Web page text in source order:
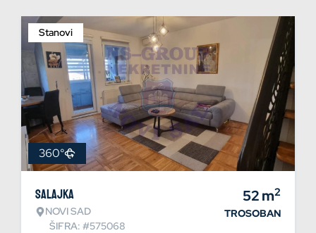
Stanovi
360°
Salajka
NOVI SAD
ŠIFRA: #575068
52m2
TROSOBAN